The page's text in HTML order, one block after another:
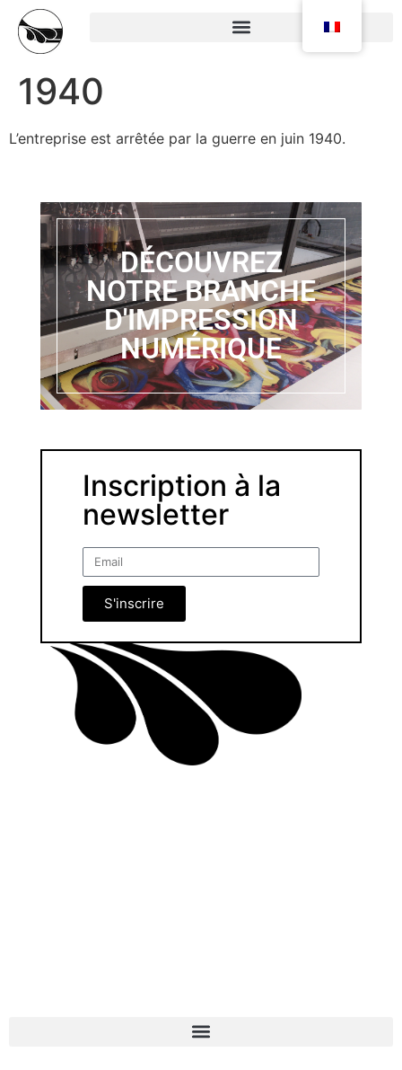
1940
L’entreprise est arrêtée par la guerre en juin 1940.
Inscription à la
newsletter
S'inscrire
DÉCOUVREZ
NOTRE BRANCHE
D'IMPRESSION
NUMÉRIQUE